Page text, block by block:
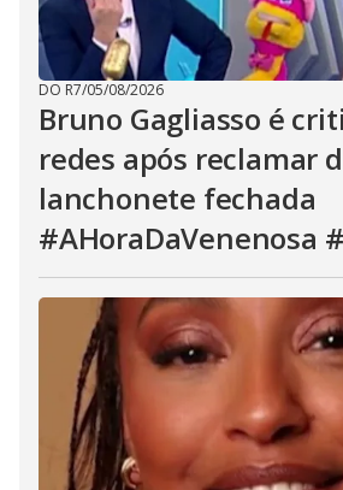
DO R7/05/08/2026
Bruno Gagliasso é
redes após reclamar
lanchonete fechada
#AHoraDaVenenosa